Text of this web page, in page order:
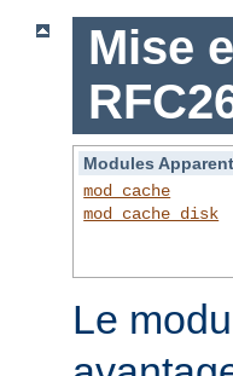
Mise
Modules
mod_cache
mod_cache_disk
Le